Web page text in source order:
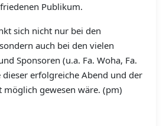
Publikum.
sich nicht nur bei den
auch bei den vielen
Sponsoren (u.a. Fa. Woha, Fa.
erfolgreiche Abend und der
gewesen wäre. (pm)